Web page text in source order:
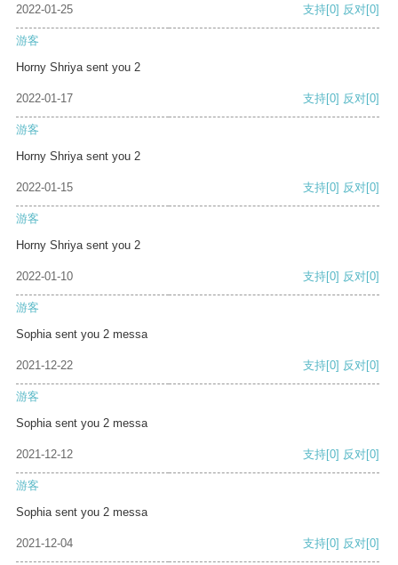
2022-01-25 支持[0] 反对[0]
游客
Horny Shriya sent you 2
2022-01-17 支持[0] 反对[0]
游客
Horny Shriya sent you 2
2022-01-15 支持[0] 反对[0]
游客
Horny Shriya sent you 2
2022-01-10 支持[0] 反对[0]
游客
Sophia sent you 2 messa
2021-12-22 支持[0] 反对[0]
游客
Sophia sent you 2 messa
2021-12-12 支持[0] 反对[0]
游客
Sophia sent you 2 messa
2021-12-04 支持[0] 反对[0]